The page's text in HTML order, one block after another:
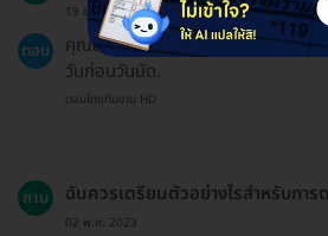
19 ธ.ค. 2024
ตอบ
คุณสามารถเลื่อนนัดได้โดยติดต่อคลิ
วันก่อนวันนัด.
ตอบโดยทีมงาน HD
ถาม ฉันควรเตรียมตัวอย่างไรสำหรับการ
02 พ.ค. 2023